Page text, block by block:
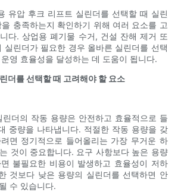
유압 후크 리프트 실린더를 선택할 때 실린
충족하는지 확인하기 위해 여러 요소를 고
다. 상업용 폐기물 수거, 건설 잔해 제거 또
실린더가 필요한 경우 올바른 실린더를 선택
영 효율성을 달성하는 데 도움이 됩니다.
더를 선택할 때 고려해야 할 요소
더의 작동 용량은 안전하고 효율적으로 들
중량을 나타냅니다. 적절한 작동 용량을 갖
면 정기적으로 들어올리는 가장 무거운 하
것이 중요합니다. 요구 사항보다 높은 용량
불필요한 비용이 발생하고 효율성이 저하
것보다 낮은 용량의 실린더를 선택하면 안
수 있습니다.